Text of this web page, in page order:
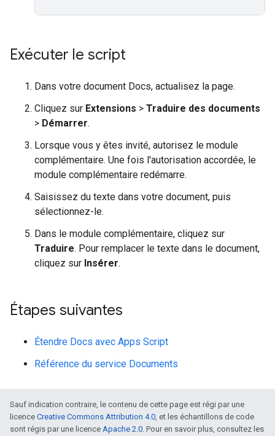
Exécuter le script
Dans votre document Docs, actualisez la page.
Cliquez sur Extensions > Traduire des documents
> Démarrer.
Lorsque vous y êtes invité, autorisez le module
complémentaire. Une fois l'autorisation accordée, le
module complémentaire redémarre.
Saisissez du texte dans votre document, puis
sélectionnez-le.
Dans le module complémentaire, cliquez sur
Traduire. Pour remplacer le texte dans le document,
cliquez sur Insérer.
Étapes suivantes
Étendre Docs avec Apps Script
Référence du service Documents
Sauf indication contraire, le contenu de cette page est régi par une
licence Creative Commons Attribution 4.0, et les échantillons de code
sont régis par une licence Apache 2.0. Pour en savoir plus, consultez les